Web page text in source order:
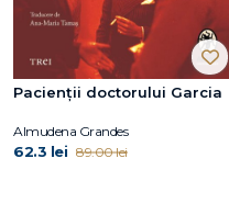
Pacienții doctorului Garcia
Almudena Grandes
62.3 lei 89.00 lei